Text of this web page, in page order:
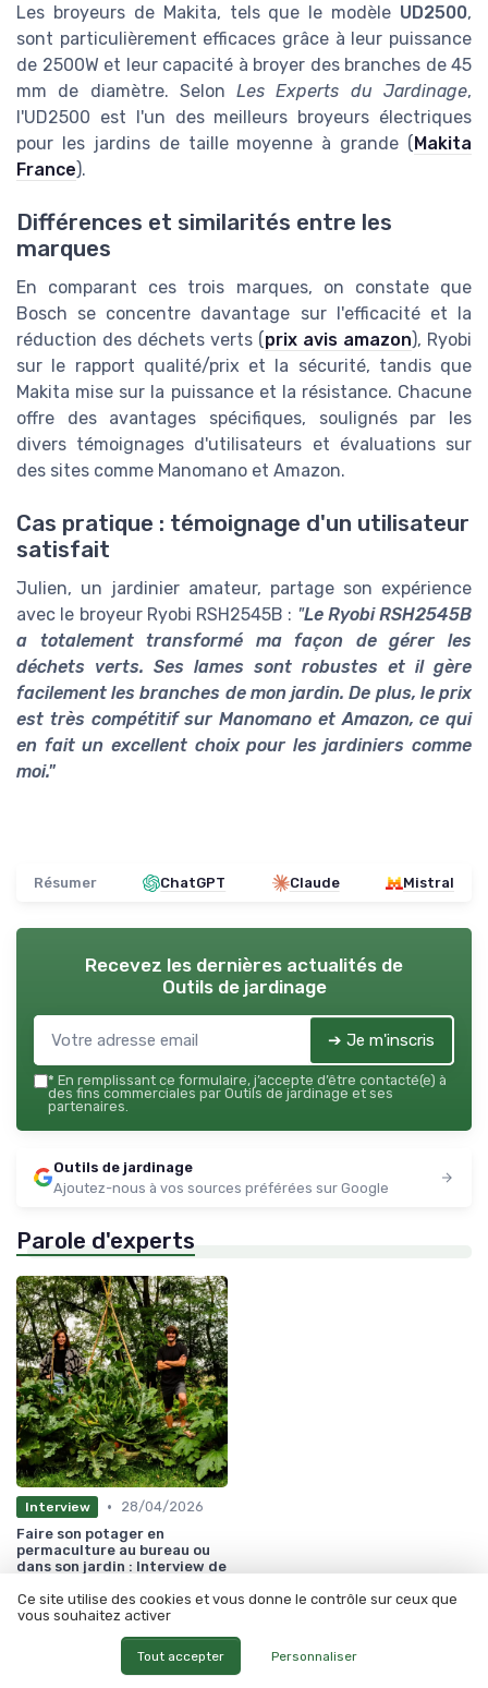
Les broyeurs de Makita, tels que le modèle UD2500,
sont particulièrement efficaces grâce à leur puissance
de 2500W et leur capacité à broyer des branches de 45
mm de diamètre. SelonLes Experts du Jardinage,
l'UD2500 est l'un des meilleurs broyeurs électriques
pour les jardins de taille moyenne à grande (Makita
France).
Différences et similarités entre les
marques
En comparant ces trois marques, on constate que
Bosch se concentre davantage sur l'efficacité et la
réduction des déchets verts (prix avis amazon), Ryobi
sur le rapport qualité/prix et la sécurité, tandis que
Makita mise sur la puissance et la résistance. Chacune
offre des avantages spécifiques, soulignés par les
divers témoignages d'utilisateurs et évaluations sur
des sites comme Manomano et Amazon.
Cas pratique : témoignage d'un utilisateur
satisfait
Julien, un jardinier amateur, partage son expérience
avec le broyeur Ryobi RSH2545B : "Le Ryobi RSH2545B
a totalement transformé ma façon de gérer les
déchets verts. Ses lames sont robustes et il gère
facilement les branches de mon jardin. De plus, le prix
est très compétitif sur Manomano et Amazon, ce qui
en fait un excellent choix pour les jardiniers comme
moi."
Résumer ChatGPT Claude Mistral
Recevez les dernières actualités de
Outils de jardinage
➔ Je m'inscris
* En remplissant ce formulaire, j’accepte d’être contacté(e) à
des fins commerciales par Outils de jardinage et ses
partenaires.
Outils de jardinage
Ajoutez-nous à vos sources préférées sur Google
Parole d'experts
Interview •
28/04/2026
Faire son potager en
permaculture au bureau ou
dans son jardin : Interview de
Piénu
Les plus lus
Ce site utilise des cookies et vous donne le contrôle sur ceux que
vous souhaitez activer
Tout accepter Personnaliser